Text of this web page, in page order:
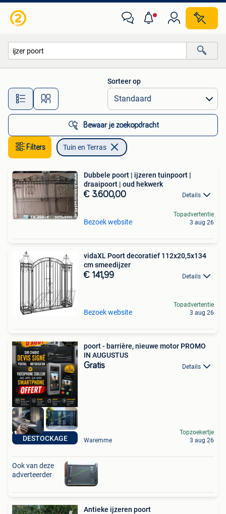
Alle afstanden…
Sorteer op
Bewaar je zoekopdracht
Filters Tuin en Terras
Dubbele poort | ijzeren tuinpoort |
draaipoort | oud hekwerk
€ 3.600,00 Details
Bezoek website
Topadvertentie
3 aug 26
vidaXL Poort decoratief 112x20,5x134
cm smeedijzer
€ 141,99 Details
Bezoek website
Topadvertentie
3 aug 26
DESTOCKAGE
poort - barrière, nieuwe motor PROMO
IN AUGUSTUS
Gratis Details
Waremme
Topzoekertje
3 aug 26
Ook van deze
adverteerder
Antieke ijzeren poort